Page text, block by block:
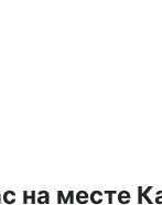
на месте